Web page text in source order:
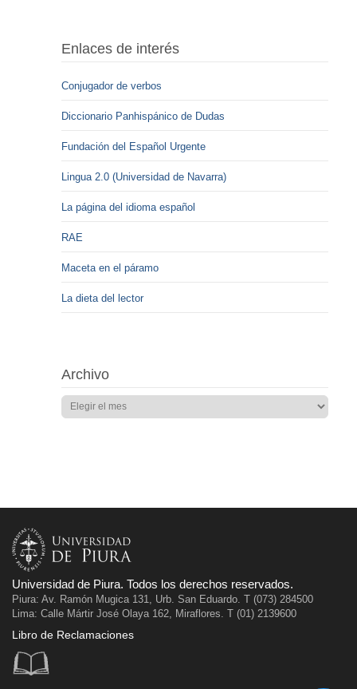
Enlaces de interés
Conjugador de verbos
Diccionario Panhispánico de Dudas
Fundación del Español Urgente
Lingua 2.0 (Universidad de Navarra)
La página del idioma español
RAE
Maceta en el páramo
La dieta del lector
Archivo
Universidad de Piura. Todos los derechos reservados.
Piura: Av. Ramón Mugica 131, Urb. San Eduardo. T (073) 284500
Lima: Calle Mártir José Olaya 162, Miraflores. T (01) 2139600
Libro de Reclamaciones